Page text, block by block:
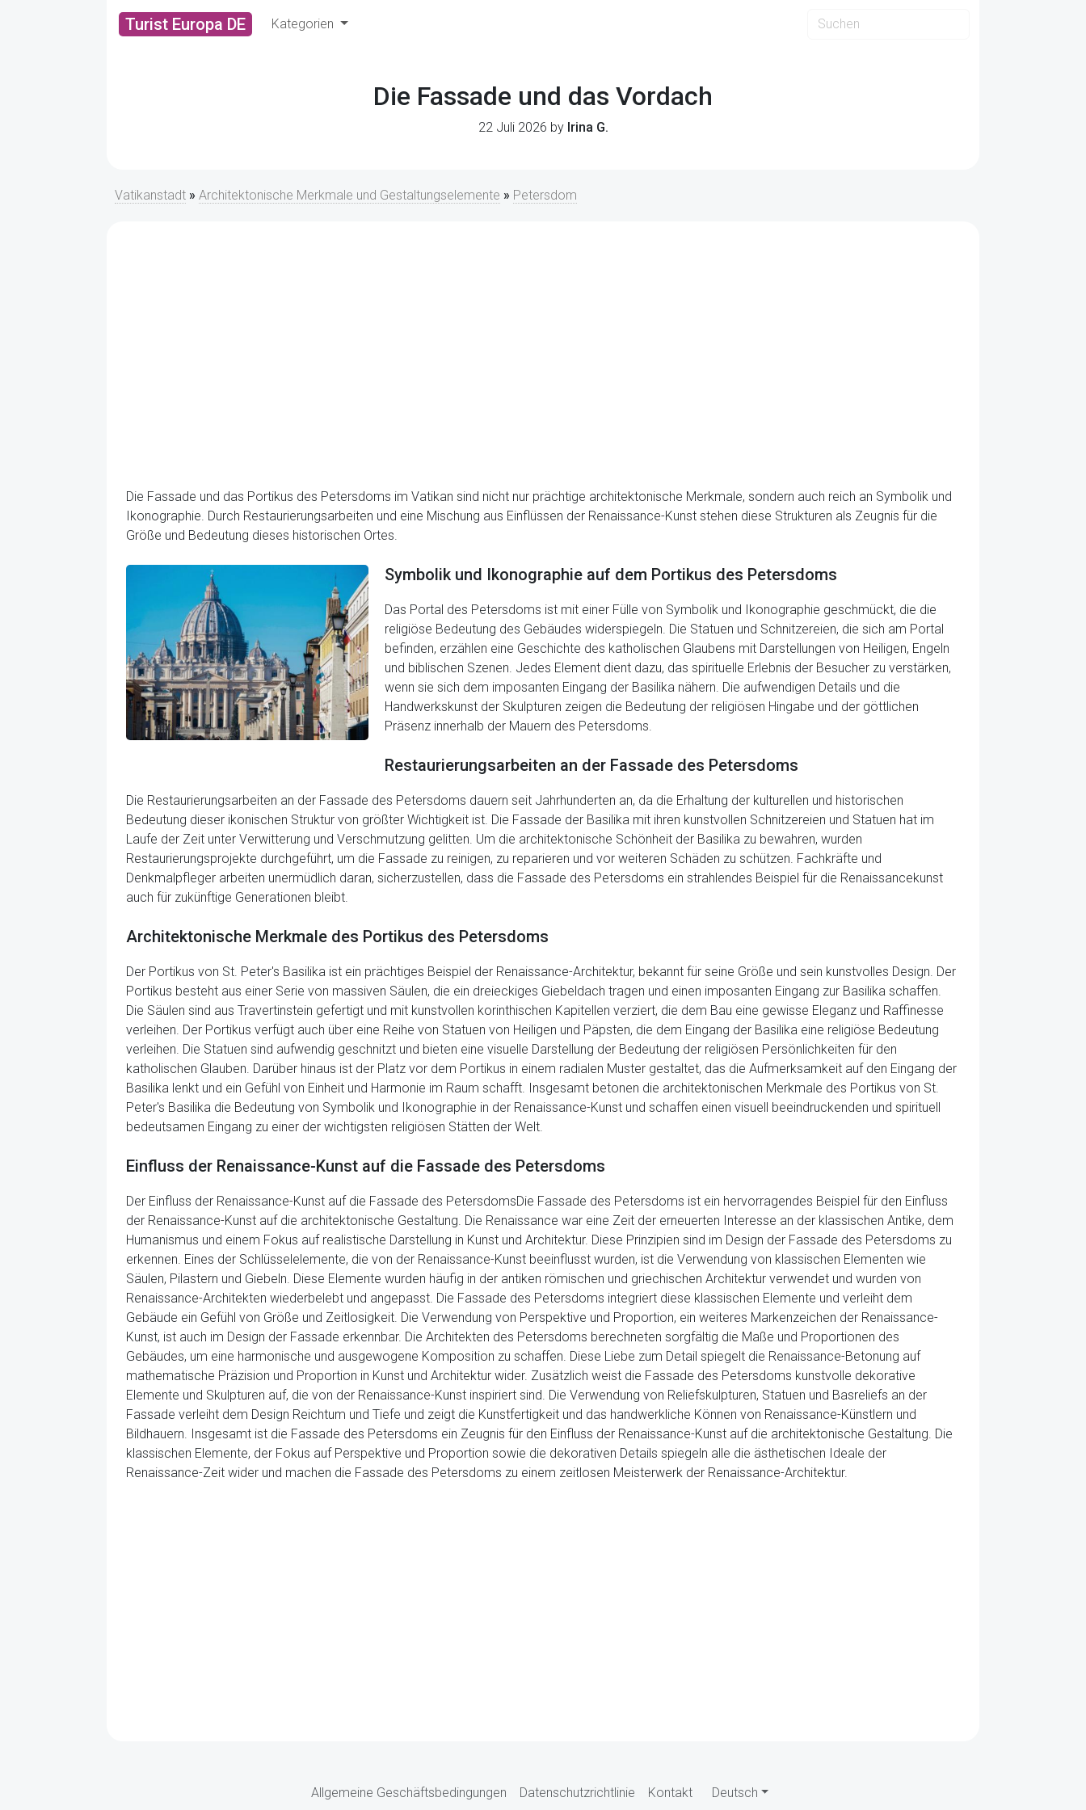
Turist Europa DE Kategorien
Die Fassade und das Vordach
22 Juli 2026 by Irina G.
Vatikanstadt » Architektonische Merkmale und Gestaltungselemente » Petersdom
Die Fassade und das Portikus des Petersdoms im Vatikan sind nicht nur prächtige architektonische Merkmale, sondern auch reich an Symbolik und
Ikonographie. Durch Restaurierungsarbeiten und eine Mischung aus Einflüssen der Renaissance-Kunst stehen diese Strukturen als Zeugnis für die
Größe und Bedeutung dieses historischen Ortes.
Symbolik und Ikonographie auf dem Portikus des Petersdoms
Das Portal des Petersdoms ist mit einer Fülle von Symbolik und Ikonographie geschmückt, die die
religiöse Bedeutung des Gebäudes widerspiegeln. Die Statuen und Schnitzereien, die sich am Portal
befinden, erzählen eine Geschichte des katholischen Glaubens mit Darstellungen von Heiligen, Engeln
und biblischen Szenen. Jedes Element dient dazu, das spirituelle Erlebnis der Besucher zu verstärken,
wenn sie sich dem imposanten Eingang der Basilika nähern. Die aufwendigen Details und die
Handwerkskunst der Skulpturen zeigen die Bedeutung der religiösen Hingabe und der göttlichen
Präsenz innerhalb der Mauern des Petersdoms.
Restaurierungsarbeiten an der Fassade des Petersdoms
Die Restaurierungsarbeiten an der Fassade des Petersdoms dauern seit Jahrhunderten an, da die Erhaltung der kulturellen und historischen
Bedeutung dieser ikonischen Struktur von größter Wichtigkeit ist. Die Fassade der Basilika mit ihren kunstvollen Schnitzereien und Statuen hat im
Laufe der Zeit unter Verwitterung und Verschmutzung gelitten. Um die architektonische Schönheit der Basilika zu bewahren, wurden
Restaurierungsprojekte durchgeführt, um die Fassade zu reinigen, zu reparieren und vor weiteren Schäden zu schützen. Fachkräfte und
Denkmalpfleger arbeiten unermüdlich daran, sicherzustellen, dass die Fassade des Petersdoms ein strahlendes Beispiel für die Renaissancekunst
auch für zukünftige Generationen bleibt.
Architektonische Merkmale des Portikus des Petersdoms
Der Portikus von St. Peter's Basilika ist ein prächtiges Beispiel der Renaissance-Architektur, bekannt für seine Größe und sein kunstvolles Design. Der
Portikus besteht aus einer Serie von massiven Säulen, die ein dreieckiges Giebeldach tragen und einen imposanten Eingang zur Basilika schaffen.
Die Säulen sind aus Travertinstein gefertigt und mit kunstvollen korinthischen Kapitellen verziert, die dem Bau eine gewisse Eleganz und Raffinesse
verleihen. Der Portikus verfügt auch über eine Reihe von Statuen von Heiligen und Päpsten, die dem Eingang der Basilika eine religiöse Bedeutung
verleihen. Die Statuen sind aufwendig geschnitzt und bieten eine visuelle Darstellung der Bedeutung der religiösen Persönlichkeiten für den
katholischen Glauben. Darüber hinaus ist der Platz vor dem Portikus in einem radialen Muster gestaltet, das die Aufmerksamkeit auf den Eingang der
Basilika lenkt und ein Gefühl von Einheit und Harmonie im Raum schafft. Insgesamt betonen die architektonischen Merkmale des Portikus von St.
Peter's Basilika die Bedeutung von Symbolik und Ikonographie in der Renaissance-Kunst und schaffen einen visuell beeindruckenden und spirituell
bedeutsamen Eingang zu einer der wichtigsten religiösen Stätten der Welt.
Einfluss der Renaissance-Kunst auf die Fassade des Petersdoms
Der Einfluss der Renaissance-Kunst auf die Fassade des PetersdomsDie Fassade des Petersdoms ist ein hervorragendes Beispiel für den Einfluss
der Renaissance-Kunst auf die architektonische Gestaltung. Die Renaissance war eine Zeit der erneuerten Interesse an der klassischen Antike, dem
Humanismus und einem Fokus auf realistische Darstellung in Kunst und Architektur. Diese Prinzipien sind im Design der Fassade des Petersdoms zu
erkennen. Eines der Schlüsselelemente, die von der Renaissance-Kunst beeinflusst wurden, ist die Verwendung von klassischen Elementen wie
Säulen, Pilastern und Giebeln. Diese Elemente wurden häufig in der antiken römischen und griechischen Architektur verwendet und wurden von
Renaissance-Architekten wiederbelebt und angepasst. Die Fassade des Petersdoms integriert diese klassischen Elemente und verleiht dem
Gebäude ein Gefühl von Größe und Zeitlosigkeit. Die Verwendung von Perspektive und Proportion, ein weiteres Markenzeichen der Renaissance-
Kunst, ist auch im Design der Fassade erkennbar. Die Architekten des Petersdoms berechneten sorgfältig die Maße und Proportionen des
Gebäudes, um eine harmonische und ausgewogene Komposition zu schaffen. Diese Liebe zum Detail spiegelt die Renaissance-Betonung auf
mathematische Präzision und Proportion in Kunst und Architektur wider. Zusätzlich weist die Fassade des Petersdoms kunstvolle dekorative
Elemente und Skulpturen auf, die von der Renaissance-Kunst inspiriert sind. Die Verwendung von Reliefskulpturen, Statuen und Basreliefs an der
Fassade verleiht dem Design Reichtum und Tiefe und zeigt die Kunstfertigkeit und das handwerkliche Können von Renaissance-Künstlern und
Bildhauern. Insgesamt ist die Fassade des Petersdoms ein Zeugnis für den Einfluss der Renaissance-Kunst auf die architektonische Gestaltung. Die
klassischen Elemente, der Fokus auf Perspektive und Proportion sowie die dekorativen Details spiegeln alle die ästhetischen Ideale der
Renaissance-Zeit wider und machen die Fassade des Petersdoms zu einem zeitlosen Meisterwerk der Renaissance-Architektur.
Allgemeine Geschäftsbedingungen Datenschutzrichtlinie Kontakt Deutsch